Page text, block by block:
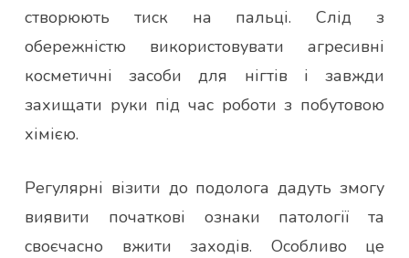
створюють тиск на пальці. Слід з
обережністю використовувати агресивні
косметичні засоби для нігтів і завжди
захищати руки під час роботи з побутовою
хімією.
Регулярні візити до подолога дадуть змогу
виявити початкові ознаки патології та
своєчасно вжити заходів. Особливо це